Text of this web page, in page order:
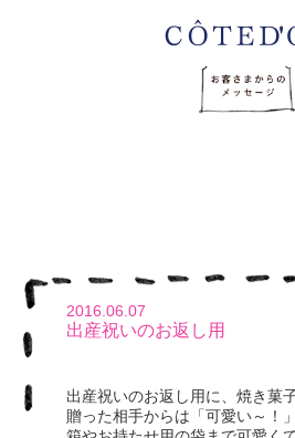
2016.06.07
出産祝いのお返し用
出産祝いのお返し用に、焼き菓
贈った相手からは「可愛い～！